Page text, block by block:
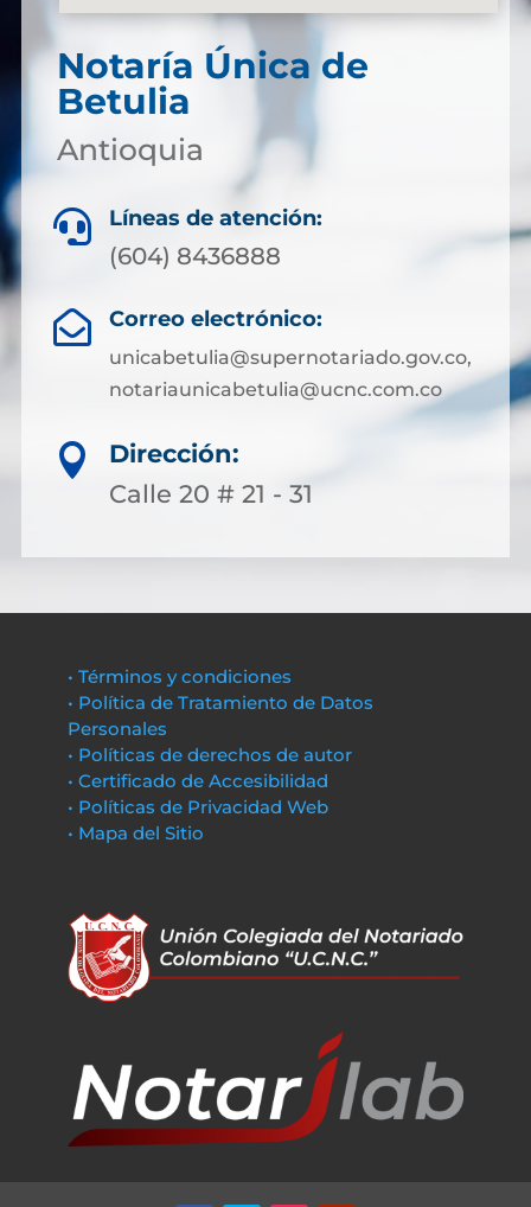
Notaría Única de
Betulia
Antioquia
 Líneas de atención:
(604) 8436888
 Correo electrónico:
unicabetulia@supernotariado.gov.co,
notariaunicabetulia@ucnc.com.co

Dirección:
Calle 20 # 21 - 31
• Términos y condiciones
• Política de Tratamiento de Datos
Personales
• Políticas de derechos de autor
• Certificado de Accesibilidad
• Políticas de Privacidad Web
• Mapa del Sitio